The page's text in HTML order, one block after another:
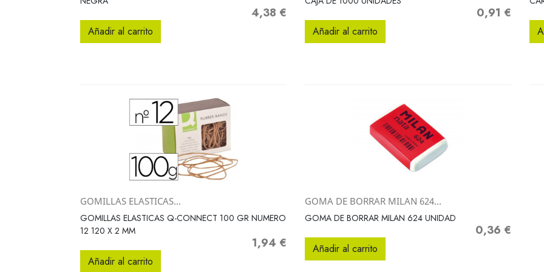
Precio
4,38 €
Añadir al carrito
Precio
0,91 €
Añadir al carrito
 Vista rápida
GOMILLAS ELASTICAS...
GOMILLAS ELASTICAS Q-CONNECT 100 GR NUMERO
12 120 X 2 MM
Precio
1,94 €
Añadir al carrito
Vista rápida
GOMA DE BORRAR MILAN 624...
GOMA DE BORRAR MILAN 624 UNIDAD
Precio
0,36 €
Añadir al carrito